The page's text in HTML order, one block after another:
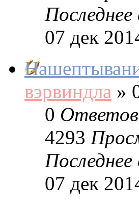
07 дек
вэрвиндла »
0 Ответов
4293
07 дек